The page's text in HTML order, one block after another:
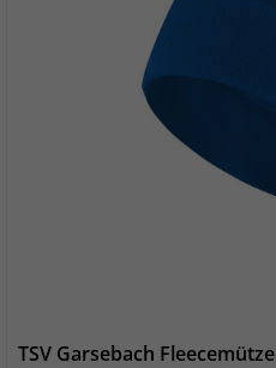
TSV Garsebach Fleecemütze